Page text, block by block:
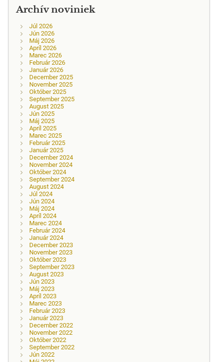
Archív noviniek
Júl 2026
Jún 2026
Máj 2026
Apríl 2026
Marec 2026
Február 2026
Január 2026
December 2025
November 2025
Október 2025
September 2025
August 2025
Jún 2025
Máj 2025
Apríl 2025
Marec 2025
Február 2025
Január 2025
December 2024
November 2024
Október 2024
September 2024
August 2024
Júl 2024
Jún 2024
Máj 2024
Apríl 2024
Marec 2024
Február 2024
Január 2024
December 2023
November 2023
Október 2023
September 2023
August 2023
Jún 2023
Máj 2023
Apríl 2023
Marec 2023
Február 2023
Január 2023
December 2022
November 2022
Október 2022
September 2022
Jún 2022